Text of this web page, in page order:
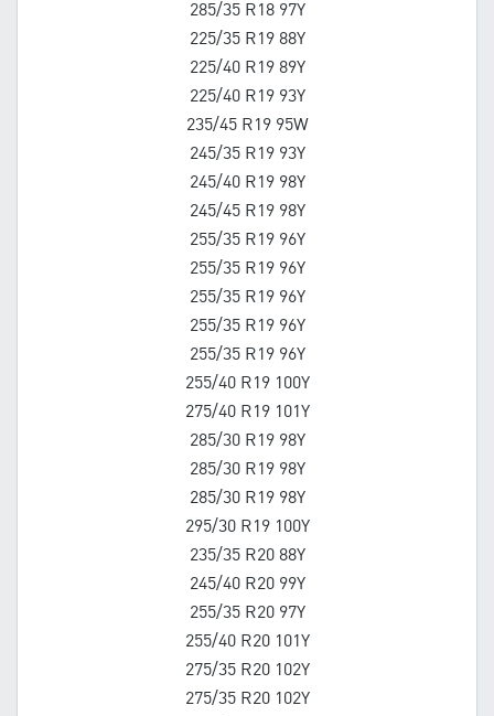
285/35 R18 97Y
225/35 R19 88Y
225/40 R19 89Y
225/40 R19 93Y
235/45 R19 95W
245/35 R19 93Y
245/40 R19 98Y
245/45 R19 98Y
255/35 R19 96Y
255/35 R19 96Y
255/35 R19 96Y
255/35 R19 96Y
255/35 R19 96Y
255/40 R19 100Y
275/40 R19 101Y
285/30 R19 98Y
285/30 R19 98Y
285/30 R19 98Y
295/30 R19 100Y
235/35 R20 88Y
245/40 R20 99Y
255/35 R20 97Y
255/40 R20 101Y
275/35 R20 102Y
275/35 R20 102Y